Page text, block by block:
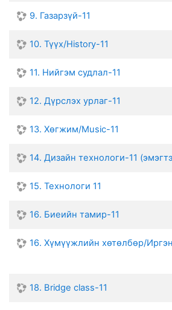
9. Газарзүй-11
10. Түүх/History-11
11. Нийгэм судлал-11
12. Дүрслэх урлаг-11
13. Хөгжим/Music-11
14. Дизайн технологи-11
15. Технологи 11
16. Биеийн тамир-11
16. Хүмүүжлийн хөтөлбөр/
18. Bridge class-11